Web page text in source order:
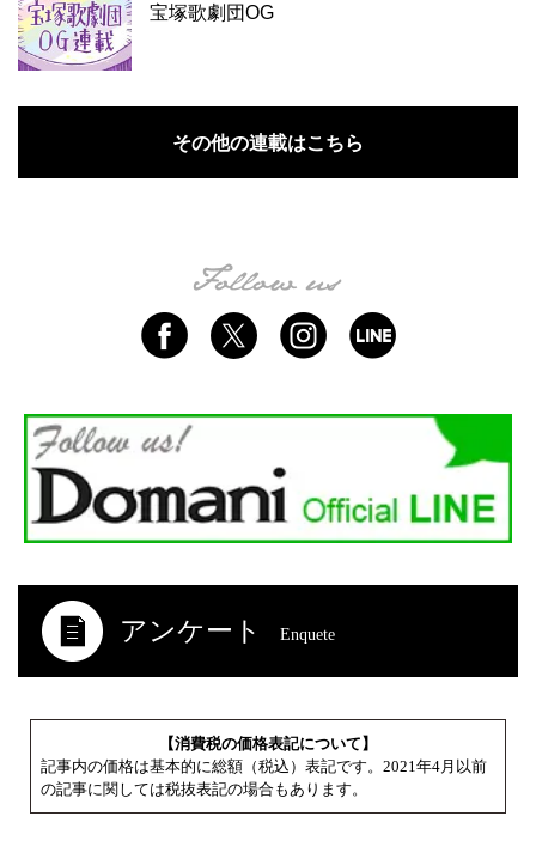
宝塚歌劇団OG
その他の連載はこちら
アンケート Enquete
【消費税の価格表記について】
記事内の価格は基本的に総額（税込）表記です。2021年4月以前
の記事に関しては税抜表記の場合もあります。